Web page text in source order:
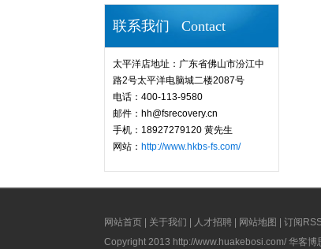
联系我们 Contact
太平洋店地址：广东省佛山市汾江中
路2号太平洋电脑城二楼2087号
电话：400-113-9580
邮件：hh@fsrecovery.cn
手机：18927279120 黄先生
网站： http://www.hkbs-fs.com/
网站首页 关于我们 人才招聘 网站地图
订阅
Copyright 2013 http://www.huakebosi.com/ 华客博